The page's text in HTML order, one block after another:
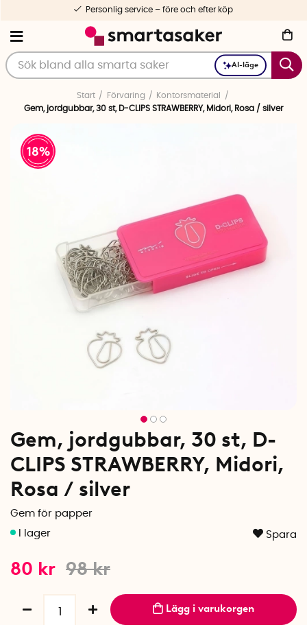
AI-läge
Personlig service – före och efter köp
Start Förvaring
Kontorsmaterial
Gem, jordgubbar, 30 st, D-CLIPS STRAWBERRY, Midori, Rosa / silver
18
Gem, jordgubbar, 30 st, D-
CLIPS STRAWBERRY, Midori,
Rosa / silver
Gem för papper
Spara
98kr
80 kr
Lägg i varukorgen